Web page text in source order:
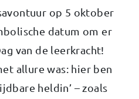
op 5 oktober
datum om er
van de leerkracht!
allure was: hier ben
heldin’ – zoals